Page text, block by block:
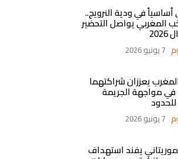
في ودية النرويج..
المغربي يواصل التحضير
7 يونيو 2026
يعززان شراكتهما
في مواجهة الجريمة
للحدود
7 يونيو 2026
موريتاني يفند استهداف